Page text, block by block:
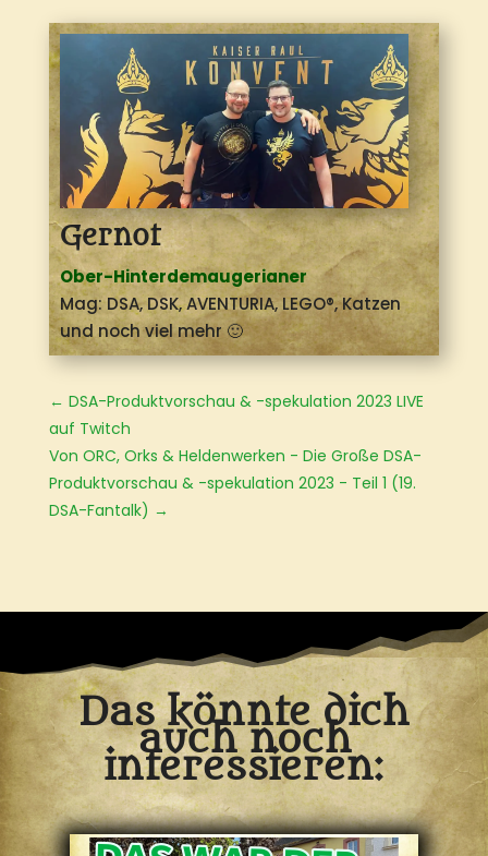
Gernot
Ober-Hinterdemaugerianer
Mag: DSA, DSK, AVENTURIA, LEGO®, Katzen
und noch viel mehr 🙂
← DSA-Produktvorschau & -spekulation 2023 LIVE
auf Twitch
Von ORC, Orks & Heldenwerken - Die Große DSA-
Produktvorschau & -spekulation 2023 - Teil 1 (19.
DSA-Fantalk) →
Das könnte dich
auch noch
interessieren: